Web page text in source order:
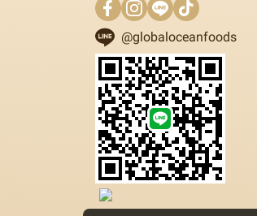
@globaloceanfoods